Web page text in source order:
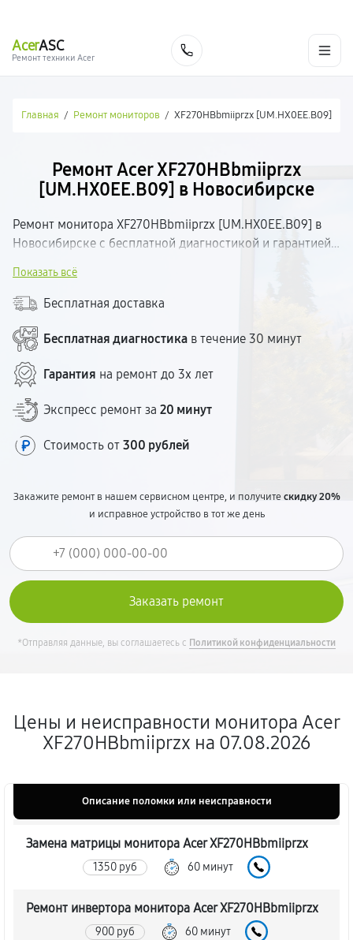
AcerASC
Ремонт техники Acer
Главная / Ремонт мониторов / XF270HBbmiiprzx [UM.HX0EE.B09]
Ремонт Acer XF270HBbmiiprzx
[UM.HX0EE.B09] в Новосибирске
Ремонт монитора XF270HBbmiiprzx [UM.HX0EE.B09] в
Новосибирске с бесплатной диагностикой и гарантией
согласуем стоимость и приступим к ремонту.
Используем качественные комплектующие и
устраняем в день обращения. Прозрачные цены.
Показать всё
Бесплатная доставка
Бесплатная диагностика в течение 30 минут
Гарантия на ремонт до 3х лет
Экспресс ремонт за 20 минут
Стоимость от 300 рублей
Закажите ремонт в нашем сервисном центре, и получитескидку 20%
и исправное устройство в тот же день
*Отправляя данные, вы соглашаетесь с Политикой конфиденциальности
Цены и неисправности монитора Acer
XF270HBbmiiprzx на 07.08.2026
Описание поломки или неисправности
Замена матрицы монитора Acer XF270HBbmiiprzx
1350 руб 60 минут
Ремонт инвертора монитора Acer XF270HBbmiiprzx
900 руб 60 минут